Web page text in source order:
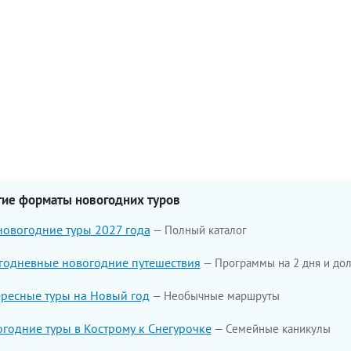
форматы новогодних туров
туры 2027 года Полный каталог
новогодние путешествия Программы на 2 дня и
туры на Новый год Необычные маршруты
туры в Кострому к Снегурочке Семейные каникулы